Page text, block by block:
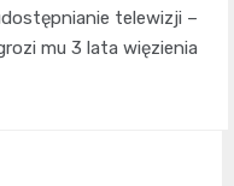
telewizji –
mu 3 lata więzienia